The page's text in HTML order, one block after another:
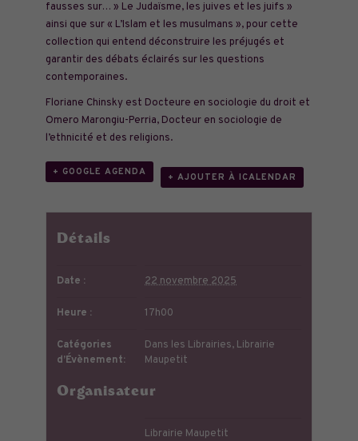
fausses sur… » Le Judaïsme, les juives et les juifs »
ainsi que sur « L’Islam et les musulmans », pour cette
collection qui entend déconstruire les préjugés et
garantir des débats éclairés sur les questions
contemporaines.
Floriane Chinsky est Docteure en sociologie du droit et
Omero Marongiu-Perria, Docteur en sociologie de
l’ethnicité et des religions.
+ GOOGLE AGENDA
+ AJOUTER À ICALENDAR
Détails
Date : 22 novembre 2025
Heure : 17h00
Catégories
d’Évènement:
Dans les Librairies, Librairie
Maupetit
Organisateur
Librairie Maupetit